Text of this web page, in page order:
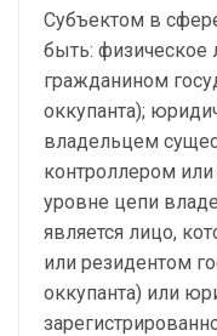
Субъектом в
быть: физическое
гражданином
оккупанта);
владельцем
контроллером
уровне цепи
является лицо,
или резидентом
оккупанта) или